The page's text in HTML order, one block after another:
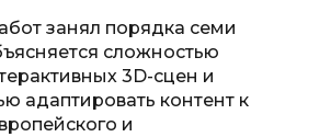
занял порядка семи
сложностью
3D-сцен и
адаптировать контент к
и